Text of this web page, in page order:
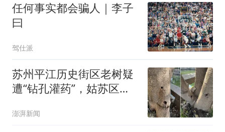
任何事实都会骗人｜李子
曰
驾仕派
苏州平江历史街区老树疑
遭“钻孔灌药”，姑苏区住
宜
澎湃新闻